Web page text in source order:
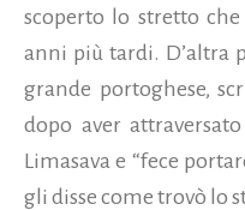
scoperto lo stretto
anni più tardi. D’altra
grande portoghese,
dopo aver
Limasava e “fece
gli disse come trovò lo